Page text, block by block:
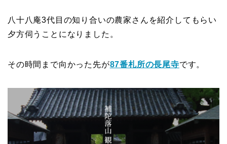
八十八庵3代目の知り合いの農家さんを紹介してもらい
夕方伺うことになりました。
その時間まで向かった先が87番札所の長尾寺です。